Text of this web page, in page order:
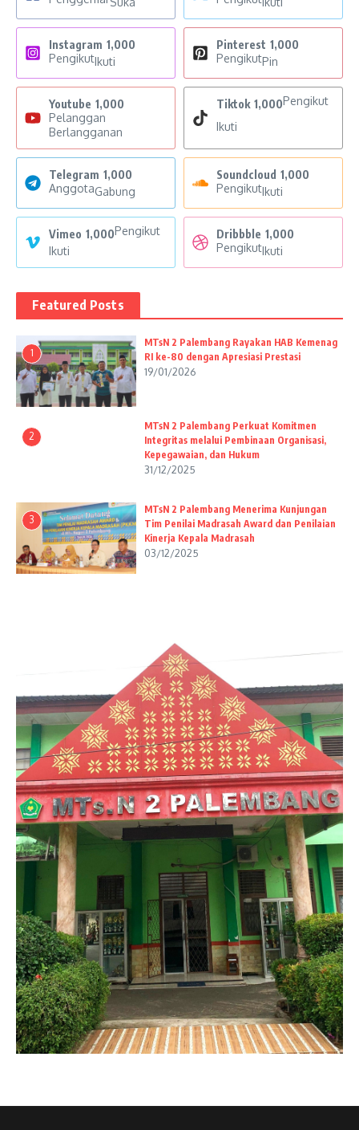
Instagram 1,000
PengikutIkuti
Pinterest 1,000
PengikutPin
Youtube 1,000
Pelanggan
Berlangganan
Tiktok 1,000Pengikut
Ikuti
Telegram 1,000
AnggotaGabung
Soundcloud 1,000
PengikutIkuti
Vimeo 1,000Pengikut
Ikuti
Dribbble 1,000
PengikutIkuti
Featured Posts
1
MTsN 2 Palembang Rayakan HAB Kemenag
RI ke-80 dengan Apresiasi Prestasi
19/01/2026
2
MTsN 2 Palembang Perkuat Komitmen
Integritas melalui Pembinaan Organisasi,
Kepegawaian, dan Hukum
31/12/2025
3
MTsN 2 Palembang Menerima Kunjungan
Tim Penilai Madrasah Award dan Penilaian
Kinerja Kepala Madrasah
03/12/2025